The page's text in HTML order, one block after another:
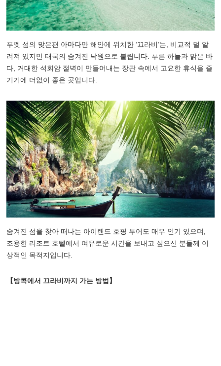
푸껫 섬의 맞은편 아마다만 해안에 위치한 ‘끄라비’는, 비교적 덜 알
려져 있지만 태국의 숨겨진 낙원으로 불립니다. 푸른 하늘과 맑은 바
다, 거대한 석회암 절벽이 만들어내는 장관 속에서 고요한 휴식을 즐
기기에 더없이 좋은 곳입니다.
숨겨진 섬을 찾아 떠나는 아이랜드 호핑 투어도 매우 인기 있으며,
조용한 리조트 호텔에서 여유로운 시간을 보내고 싶으신 분들께 이
상적인 목적지입니다.
【방콕에서 끄라비까지 가는 방법】